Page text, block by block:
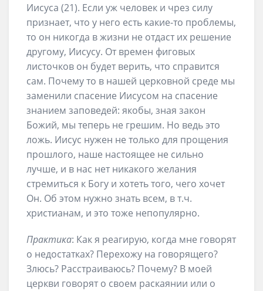
Иисуса (21). Если уж человек и чрез силу
признает, что у него есть какие-то проблемы,
то он никогда в жизни не отдаст их решение
другому, Иисусу. От времен фиговых
листочков он будет верить, что справится
сам. Почему то в нашей церковной среде мы
заменили спасение Иисусом на спасение
знанием заповедей: якобы, зная закон
Божий, мы теперь не грешим. Но ведь это
ложь. Иисус нужен не только для прощения
прошлого, наше настоящее не сильно
лучше, и в нас нет никакого желания
стремиться к Богу и хотеть того, чего хочет
Он. Об этом нужно знать всем, в т.ч.
христианам, и это тоже непопулярно.
Практика: Как я реагирую, когда мне говорят
о недостатках? Перехожу на говорящего?
Злюсь? Расстраиваюсь? Почему? В моей
церкви говорят о своем раскаянии или о